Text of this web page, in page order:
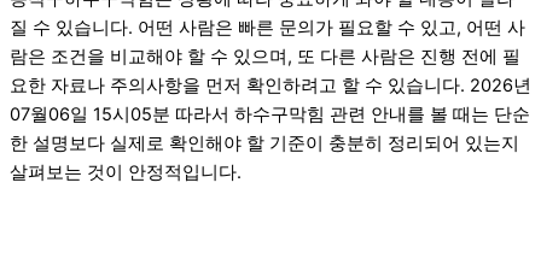
질 수 있습니다. 어떤 사람은 빠른 문의가 필요할 수 있고, 어떤 사
람은 조건을 비교해야 할 수 있으며, 또 다른 사람은 진행 전에 필
요한 자료나 주의사항을 먼저 확인하려고 할 수 있습니다. 2026년
07월06일 15시05분 따라서 하수구막힘 관련 안내를 볼 때는 단순
한 설명보다 실제로 확인해야 할 기준이 충분히 정리되어 있는지
살펴보는 것이 안정적입니다.